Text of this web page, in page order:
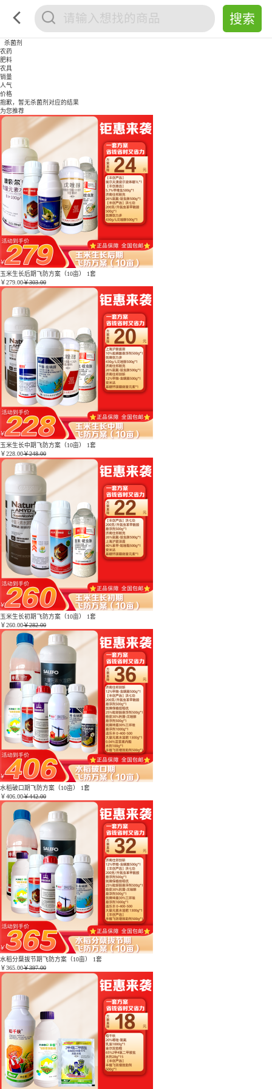
杀菌剂
农药
肥料
农具
销量
人气
价格
抱歉，暂无杀菌剂对应的结果
为您推荐
玉米生长后期飞防方案（10亩） 1套
￥279.00￥303.00
玉米生长中期飞防方案（10亩） 1套
￥228.00￥248.00
玉米生长初期飞防方案（10亩） 1套
￥260.00￥282.00
水稻破口期飞防方案（10亩） 1套
￥406.00￥442.00
水稻分蘖拔节期飞防方案（10亩） 1套
￥365.00￥397.00